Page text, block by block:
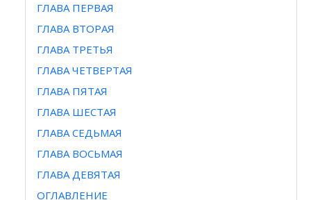
ГЛАВА ПЕРВАЯ
ГЛАВА ВТОРАЯ
ГЛАВА ТРЕТЬЯ
ГЛАВА ЧЕТВЕРТАЯ
ГЛАВА ПЯТАЯ
ГЛАВА ШЕСТАЯ
ГЛАВА СЕДЬМАЯ
ГЛАВА ВОСЬМАЯ
ГЛАВА ДЕВЯТАЯ
ОГЛАВЛЕНИЕ